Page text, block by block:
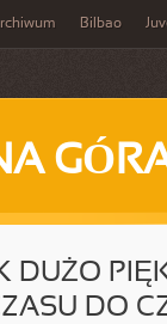
Bilbao
DUŻO
DO